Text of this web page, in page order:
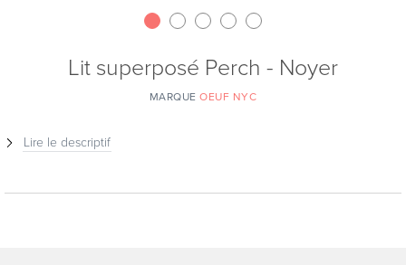
Lit superposé Perch - Noyer
MARQUEOEUF NYC
Lire le descriptif